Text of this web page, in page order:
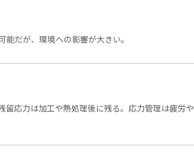
だが、環境への影響が大きい。
応力は加工や熱処理後に残る。応力管理は疲労や